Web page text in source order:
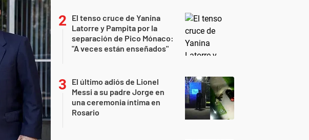
El tenso cruce de Yanina
Latorre y Pampita por la
separación de Pico Mónaco:
"A veces están enseñados"
El último adiós de Lionel
Messi a su padre Jorge en
una ceremonia íntima en
Rosario